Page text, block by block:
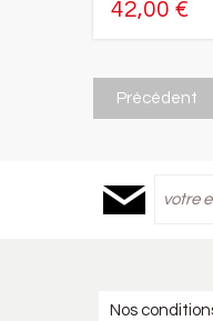
42,00 €
Précédent
Nos